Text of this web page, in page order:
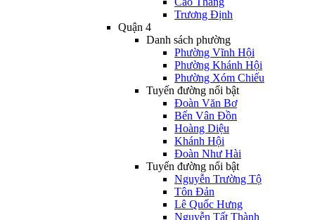
Trương Định
Quận 4
Danh sách phường
Phường Vĩnh Hội
Phường Khánh Hội
Phường Xóm Chiếu
Tuyến đường nổi bật
Đoàn Văn Bơ
Bến Vân Đồn
Hoàng Diệu
Khánh Hội
Đoàn Như Hài
Tuyến đường nổi bật
Nguyễn Trường Tộ
Tôn Đản
Lê Quốc Hưng
Nguyễn Tất Thành